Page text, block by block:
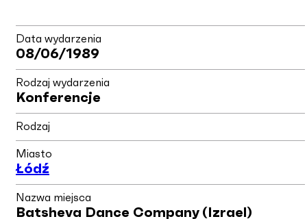
Data wydarzenia
08/06/1989
Rodzaj wydarzenia
Konferencje
Rodzaj
Miasto
Łódź
Nazwa miejsca
Batsheva Dance Company (Izrael)